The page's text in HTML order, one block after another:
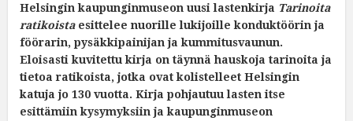
Helsingin kaupunginmuseon uusi lastenkirja Tarinoita
ratikoistaesittelee nuorille lukijoille konduktöörin ja
föörarin, pysäkkipainijan ja kummitusvaunun.
Eloisasti kuvitettu kirja on täynnä hauskoja tarinoita ja
tietoa ratikoista, jotka ovat kolistelleet Helsingin
katuja jo 130 vuotta. Kirja pohjautuu lasten itse
esittämiin kysymyksiin ja kaupunginmuseon